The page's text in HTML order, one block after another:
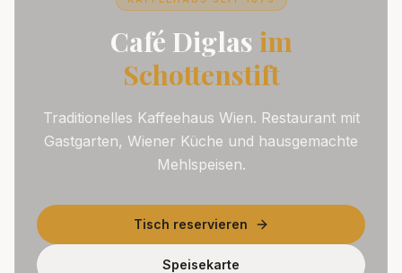
Café Diglas im
Schottenstift
Traditionelles Kaffeehaus Wien. Restaurant mit
Gastgarten, Wiener Küche und hausgemachte
Mehlspeisen.
Tisch reservieren
Speisekarte